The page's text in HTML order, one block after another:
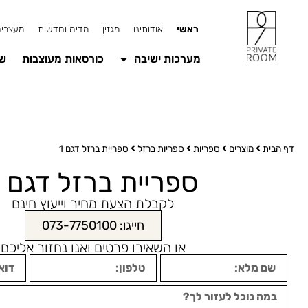
ראשי אודותינו מגזין מדיה וחדשות
מערכות ישיבה כורסאות מעוצבות
דף הבית מוצרים ספריות ספריות ברזל ספריית ברזל דגם 1
ספריית ברזל דגם 1
לקבלת הצעת מחיר וייעוץ חינם
חייגו: 073-7750100
או השאירו פרטים ואנו נחזור אליכם